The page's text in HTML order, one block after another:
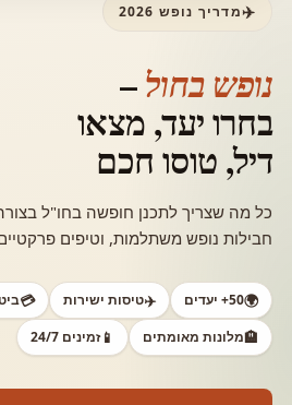
מדריך נופש 2026
נופש בחול–
בחרו יעד, מצאו
דיל,טוסו חכם
כל מה שצריך לתכנן חופשה בחו"ל
חבילות נופש משתלמות, וטיפים
🌍50+ יעדים ✈️טיסות ישירות 💳
🏨מלונות מאומתים 📱זמינים 24/7